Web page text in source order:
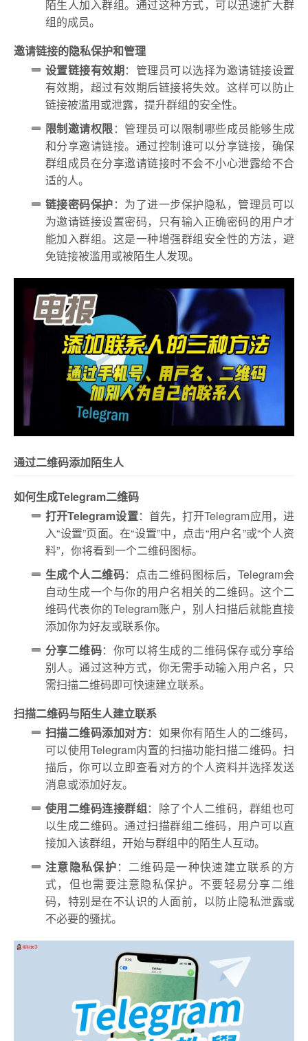
陌生人加入群组。通过这种方式，可以迅速扩大群
组的成员。
邀请链接的隐私保护和管理
设置链接有效期：管理员可以选择为邀请链接设置
有效期，超过有效期后链接将失效。这样可以防止
链接被滥用或泄露，提升群组的安全性。
限制邀请权限：管理员可以限制哪些成员能够生成
和分享邀请链接。通过控制谁可以分享链接，确保
群组成员在分享邀请链接时不会不小心泄露给不合
适的人。
链接密码保护：为了进一步保护隐私，管理员可以
为邀请链接设置密码，只有输入正确密码的用户才
能加入群组。这是一种增强群组安全性的方法，避
免链接被滥用或被陌生人发现。
通过二维码添加陌生人
如何生成Telegram二维码
打开Telegram设置：首先，打开Telegram应用，进
入“设置”页面。在“设置”中，点击“用户名”或“个人资
料”，你将看到一个二维码图标。
生成个人二维码：点击二维码图标后，Telegram会
自动生成一个与你的用户名相关的二维码。这个二
维码代表你的Telegram账户，别人扫描后就能直接
添加你为好友或联系你。
分享二维码：你可以将生成的二维码保存或分享给
别人。通过这种方式，你无需手动输入用户名，只
需扫描二维码即可快速建立联系。
扫描二维码与陌生人建立联系
扫描二维码添加对方：如果你有陌生人的二维码，
可以使用Telegram内置的扫描功能扫描二维码。扫
描后，你可以立即查看对方的个人资料并选择发送
消息或添加好友。
使用二维码连接群组：除了个人二维码，群组也可
以生成二维码。通过扫描群组二维码，用户可以直
接加入该群组，开始与群组中的陌生人互动。
注意隐私保护：二维码是一种快速建立联系的方
式，但也需要注意隐私保护。不要轻易分享二维
码，特别是在不认识的人面前，以防止隐私泄露或
不必要的骚扰。